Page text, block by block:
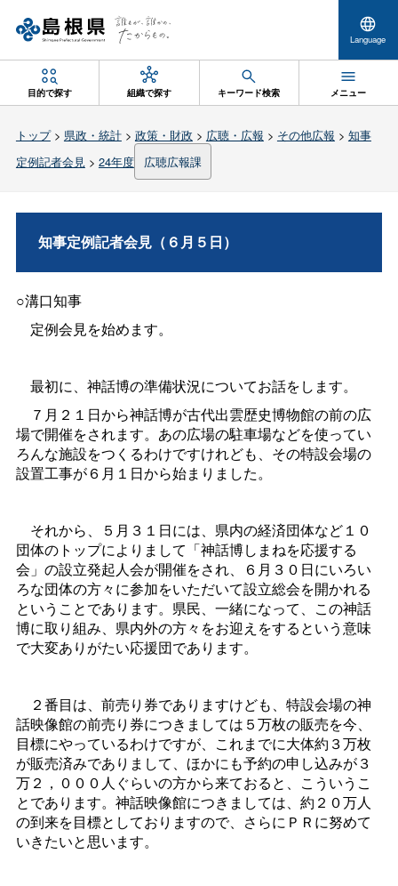
Language
目的で探す 組織で探す キーワード検索 メニュー
トップ> 県政・統計> 政策・財政 > 広聴・広報 > その他広報 > 知事
定例記者会見> 24年度 広聴広報課
知事定例記者会見（６月５日）
○溝口知事
定例会見を始めます。
最初に、神話博の準備状況についてお話をします。
７月２１日から神話博が古代出雲歴史博物館の前の広
場で開催をされます。あの広場の駐車場などを使ってい
ろんな施設をつくるわけですけれども、その特設会場の
設置工事が６月１日から始まりました。
それから、５月３１日には、県内の経済団体など１０
団体のトップによりまして「神話博しまねを応援する
会」の設立発起人会が開催をされ、６月３０日にいろい
ろな団体の方々に参加をいただいて設立総会を開かれる
ということであります。県民、一緒になって、この神話
博に取り組み、県内外の方々をお迎えをするという意味
で大変ありがたい応援団であります。
２番目は、前売り券でありますけども、特設会場の神
話映像館の前売り券につきましては５万枚の販売を今、
目標にやっているわけですが、これまでに大体約３万枚
が販売済みでありまして、ほかにも予約の申し込みが３
万２，０００人ぐらいの方から来ておると、こういうこ
とであります。神話映像館につきましては、約２０万人
の到来を目標としておりますので、さらにＰＲに努めて
いきたいと思います。